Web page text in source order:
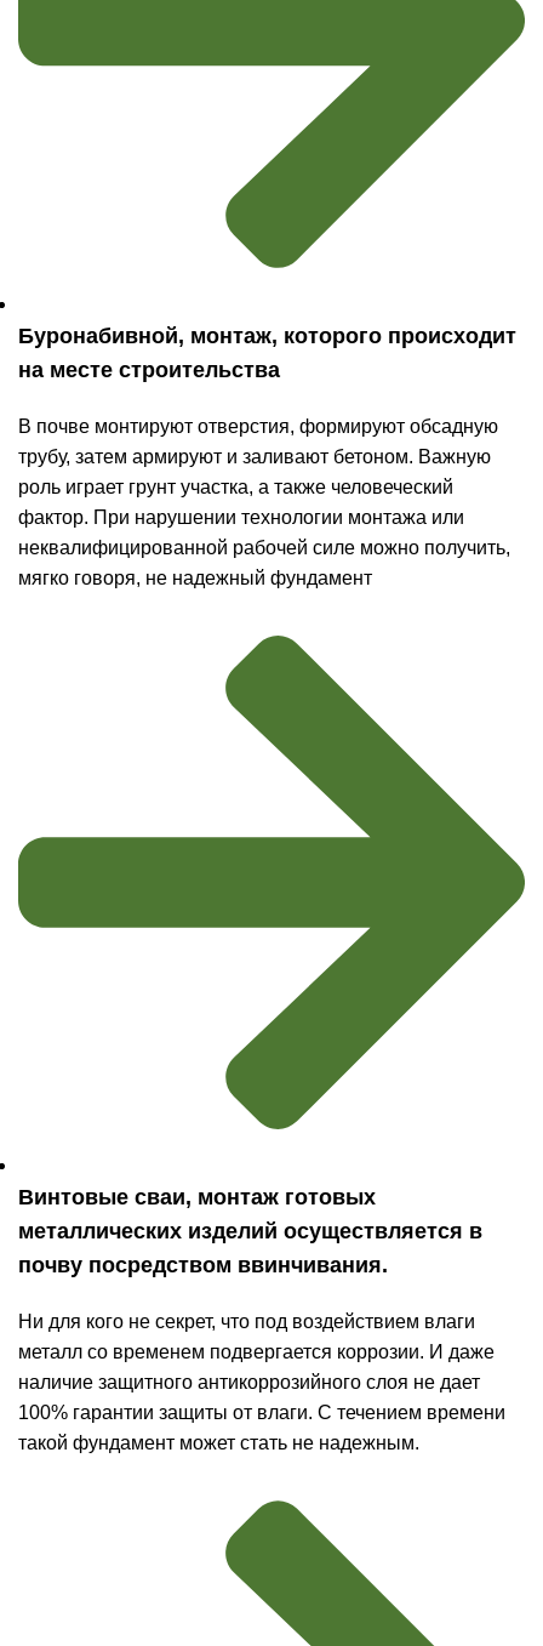
Буронабивной, монтаж, которого происходит
на месте строительства
В почве монтируют отверстия, формируют обсадную
трубу, затем армируют и заливают бетоном. Важную
роль играет грунт участка, а также человеческий
фактор. При нарушении технологии монтажа или
неквалифицированной рабочей силе можно получить,
мягко говоря, не надежный фундамент
Винтовые сваи, монтаж готовых
металлических изделий осуществляется в
почву посредством ввинчивания.
Ни для кого не секрет, что под воздействием влаги
металл со временем подвергается коррозии. И даже
наличие защитного антикоррозийного слоя не дает
100% гарантии защиты от влаги. С течением времени
такой фундамент может стать не надежным.